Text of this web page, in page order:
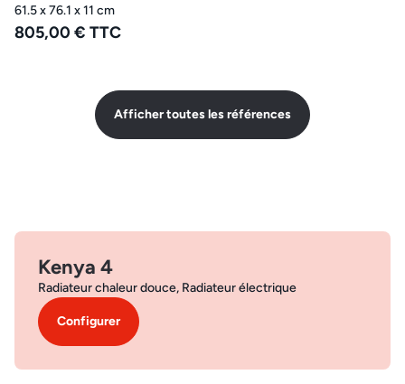
61.5 x 76.1 x 11 cm
805,00 € TTC
Afficher toutes les références
Kenya 4
Radiateur chaleur douce, Radiateur électrique
Configurer